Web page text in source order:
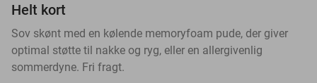
Helt kort
Sov skønt med en kølende memoryfoam pude, der giver
optimal støtte til nakke og ryg, eller en allergivenlig
sommerdyne. Fri fragt.